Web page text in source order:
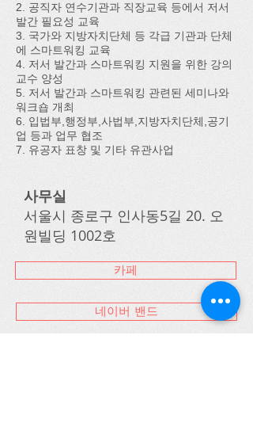
2. 공직자 연수기관과 직장교육 등에서 저서
발간 필요성 교육
3. 국가와 지방자치단체 등 각급 기관과 단체
에 스마트워킹 교육
4. 저서 발간과 스마트워킹 지원을 위한 강의
교수 양성
5. 저서 발간과 스마트워킹 관련된 세미나와
워크숍 개최
6. 입법부,행정부,사법부,지방자치단체,공기
업 등과 업무 협조
7. 유공자 표창 및 기타 유관사업
사무실
서울시 종로구 인사동5길 20. 오
원빌딩 1002호
카페
네이버 밴드